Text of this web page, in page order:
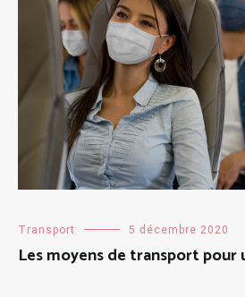
Transport 5 décembre 2020
Les moyens de transport pour